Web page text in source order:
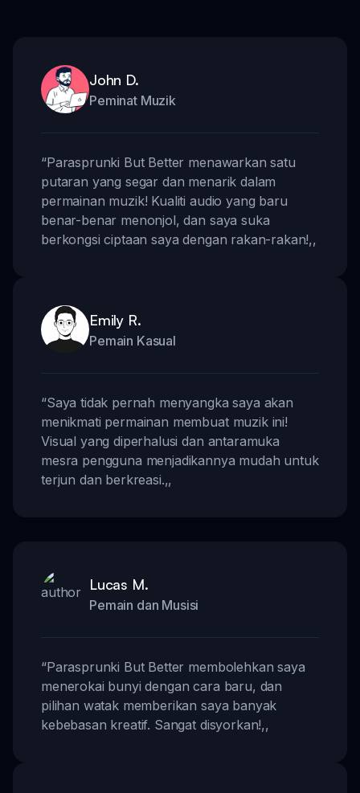
John D.
Peminat Muzik
“Parasprunki But Better menawarkan satu
putaran yang segar dan menarik dalam
permainan muzik! Kualiti audio yang baru
benar-benar menonjol, dan saya suka
berkongsi ciptaan saya dengan rakan-rakan!,,
Emily R.
Pemain Kasual
“Saya tidak pernah menyangka saya akan
menikmati permainan membuat muzik ini!
Visual yang diperhalusi dan antaramuka
mesra pengguna menjadikannya mudah untuk
terjun dan berkreasi.,,
Lucas M.
Pemain dan Musisi
“Parasprunki But Better membolehkan saya
menerokai bunyi dengan cara baru, dan
pilihan watak memberikan saya banyak
kebebasan kreatif. Sangat disyorkan!,,